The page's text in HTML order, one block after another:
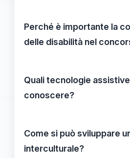
conoscenza delle
comunicative, capacità
Perché è importante la
delle disabilità nel
docenti di adottare un
educativo personalizzato,
Quali tecnologie
conoscere?
dispositivi di
e ausili digitali che
Come si può sviluppare
interculturale?